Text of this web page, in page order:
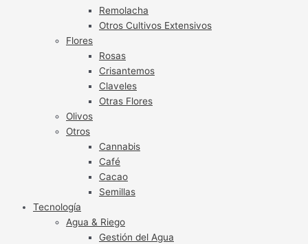
Remolacha
Otros Cultivos Extensivos
Flores
Rosas
Crisantemos
Claveles
Otras Flores
Olivos
Otros
Cannabis
Café
Cacao
Semillas
Tecnología
Agua & Riego
Gestión del Agua